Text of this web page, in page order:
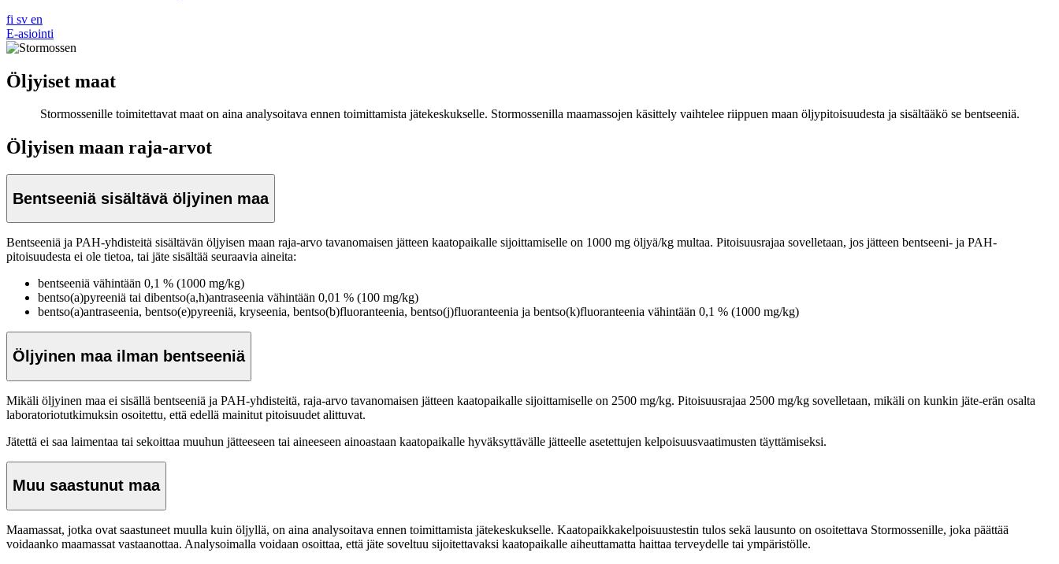
fi sv en
E-asiointi
Öljyiset maat
Stormossenille toimitettavat maat on aina analysoitava ennen toimittamista jätekeskukselle. Stormossenilla maamassojen käsittely vaihtelee riippuen maan öljypitoisuudesta ja sisältääkö se bentseeniä.
Öljyisen maan raja-arvot
Bentseeniä sisältävä öljyinen maa
Bentseeniä ja PAH-yhdisteitä sisältävän öljyisen maan raja-arvo tavanomaisen jätteen kaatopaikalle sijoittamiselle on 1000 mg öljyä/kg multaa. Pitoisuusrajaa sovelletaan, jos jätteen bentseeni- ja PAH-
pitoisuudesta ei ole tietoa, tai jäte sisältää seuraavia aineita:
bentseeniä vähintään 0,1 % (1000 mg/kg)
bentso(a)pyreeniä tai dibentso(a,h)antraseenia vähintään 0,01 % (100 mg/kg)
bentso(a)antraseenia, bentso(e)pyreeniä, kryseenia, bentso(b)fluoranteenia, bentso(j)fluoranteenia ja bentso(k)fluoranteenia vähintään 0,1 % (1000 mg/kg)
Öljyinen maa ilman bentseeniä
Mikäli öljyinen maa ei sisällä bentseeniä ja PAH-yhdisteitä, raja-arvo tavanomaisen jätteen kaatopaikalle sijoittamiselle on 2500 mg/kg. Pitoisuusrajaa 2500 mg/kg sovelletaan, mikäli on kunkin jäte-erän osalta
laboratoriotutkimuksin osoitettu, että edellä mainitut pitoisuudet alittuvat.
Jätettä ei saa laimentaa tai sekoittaa muuhun jätteeseen tai aineeseen ainoastaan kaatopaikalle hyväksyttävälle jätteelle asetettujen kelpoisuusvaatimusten täyttämiseksi.
Muu saastunut maa
Maamassat, jotka ovat saastuneet muulla kuin öljyllä, on aina analysoitava ennen toimittamista jätekeskukselle. Kaatopaikkakelpoisuustestin tulos sekä lausunto on osoitettava Stormossenille, joka päättää
voidaanko maamassat vastaanottaa. Analysoimalla voidaan osoittaa, että jäte soveltuu sijoitettavaksi kaatopaikalle aiheuttamatta haittaa terveydelle tai ympäristölle.